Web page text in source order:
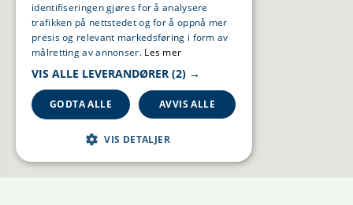
identifiseringen gjøres for å analysere
trafikken på nettstedet og for å oppnå mer
presis og relevant markedsføring i form av
målretting av annonser. Les mer
VIS ALLE LEVERANDØRER (2) →
GODTA ALLE AVVIS ALLE
VIS DETALJER